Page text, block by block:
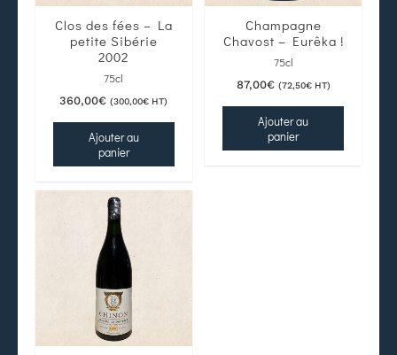
Clos des fées – La
petite Sibérie
2002
75cl
360,00€ (300,00€ HT)
Ajouter au
panier
Champagne
Chavost – Eurêka !
75cl
87,00€ (72,50€HT)
Ajouter au
panier